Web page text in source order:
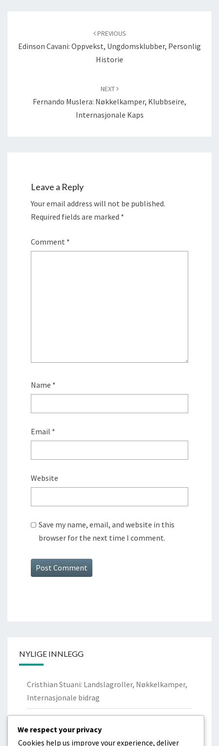
PREVIOUS
Edinson Cavani: Oppvekst, Ungdomsklubber, Personlig
Historie
NEXT
Fernando Muslera: Nøkkelkamper, Klubbseire,
Internasjonale Kaps
Leave a Reply
Your email address will not be published.
Required fields are marked *
Comment *
Name *
Email *
Website
Save my name, email, and website in this
browser for the next time I comment.
NYLIGE INNLEGG
Cristhian Stuani: Landslagroller, Nøkkelkamper,
Internasjonale bidrag
Ungdomsklubber, Familie
We respect your privacy
Cookies help us improve your experience, deliver